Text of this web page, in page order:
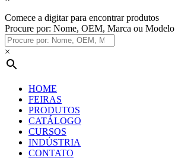
Comece a digitar para encontrar produtos
Procure por: Nome, OEM, Marca ou Modelo
×
HOME
FEIRAS
PRODUTOS
CATÁLOGO
CURSOS
INDÚSTRIA
CONTATO